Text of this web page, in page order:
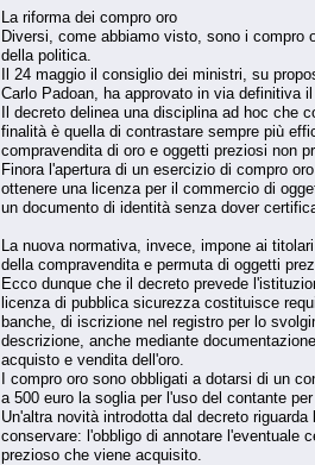
La riforma dei compro oro
Diversi, come abbiamo visto, sono i compro
della politica.
Il 24 maggio il consiglio dei ministri, su
Carlo Padoan, ha approvato in via definitiva
Il decreto delinea una disciplina ad hoc che
finalità è quella di contrastare sempre più
compravendita di oro e oggetti preziosi non
Finora l'apertura di un esercizio di compro
ottenere una licenza per il commercio di
un documento di identità senza dover
La nuova normativa, invece, impone ai
della compravendita e permuta di oggetti
Ecco dunque che il decreto prevede
licenza di pubblica sicurezza costituisce
banche, di iscrizione nel registro per lo
descrizione, anche mediante
acquisto e vendita dell'oro.
I compro oro sono obbligati a dotarsi di un
a 500 euro la soglia per l'uso del contante
Un'altra novità introdotta dal decreto
conservare: l'obbligo di annotare l'eventuale
prezioso che viene acquisito.